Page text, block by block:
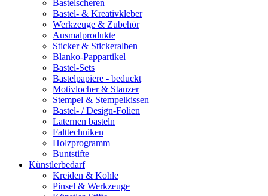
Bastelscheren
Bastel- & Kreativkleber
Werkzeuge & Zubehör
Ausmalprodukte
Sticker & Stickeralben
Blanko-Pappartikel
Bastel-Sets
Bastelpapiere - beduckt
Motivlocher & Stanzer
Stempel & Stempelkissen
Bastel- / Design-Folien
Laternen basteln
Falttechniken
Holzprogramm
Buntstifte
Künstlerbedarf
Kreiden & Kohle
Pinsel & Werkzeuge